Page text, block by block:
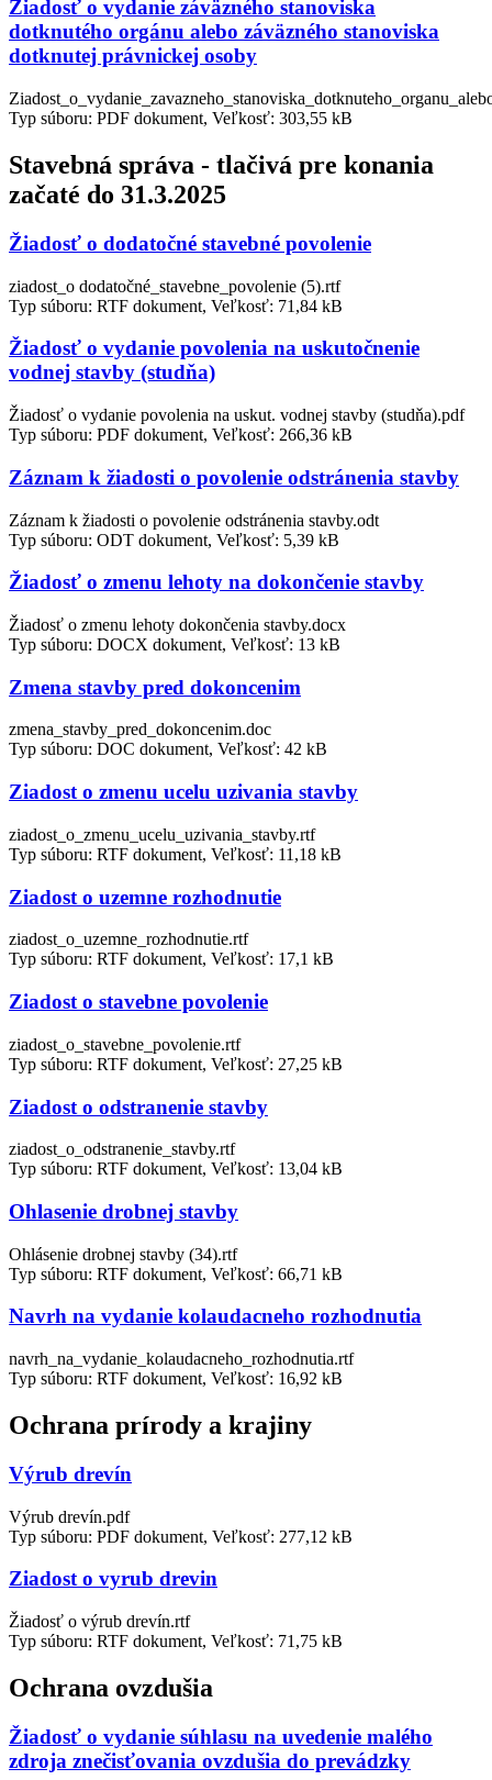
Žiadosť o vydanie záväzného stanoviska
dotknutého orgánu alebo záväzného stanoviska
dotknutej právnickej osoby
Typ súboru: PDF dokument, Veľkosť: 303,55 kB
Stavebná správa - tlačivá pre konania
začaté do 31.3.2025
Žiadosť o dodatočné stavebné povolenie
ziadost_o dodatočné_stavebne_povolenie (5).rtf
Typ súboru: RTF dokument, Veľkosť: 71,84 kB
Žiadosť o vydanie povolenia na uskutočnenie
vodnej stavby (studňa)
Žiadosť o vydanie povolenia na uskut. vodnej stavby (studňa).pdf
Typ súboru: PDF dokument, Veľkosť: 266,36 kB
Záznam k žiadosti o povolenie odstránenia stavby
Záznam k žiadosti o povolenie odstránenia stavby.odt
Typ súboru: ODT dokument, Veľkosť: 5,39 kB
Žiadosť o zmenu lehoty na dokončenie stavby
Žiadosť o zmenu lehoty dokončenia stavby.docx
Typ súboru: DOCX dokument, Veľkosť: 13 kB
Zmena stavby pred dokoncenim
zmena_stavby_pred_dokoncenim.doc
Typ súboru: DOC dokument, Veľkosť: 42 kB
Ziadost o zmenu ucelu uzivania stavby
ziadost_o_zmenu_ucelu_uzivania_stavby.rtf
Typ súboru: RTF dokument, Veľkosť: 11,18 kB
Ziadost o uzemne rozhodnutie
ziadost_o_uzemne_rozhodnutie.rtf
Typ súboru: RTF dokument, Veľkosť: 17,1 kB
Ziadost o stavebne povolenie
ziadost_o_stavebne_povolenie.rtf
Typ súboru: RTF dokument, Veľkosť: 27,25 kB
Ziadost o odstranenie stavby
ziadost_o_odstranenie_stavby.rtf
Typ súboru: RTF dokument, Veľkosť: 13,04 kB
Ohlasenie drobnej stavby
Ohlásenie drobnej stavby (34).rtf
Typ súboru: RTF dokument, Veľkosť: 66,71 kB
Navrh na vydanie kolaudacneho rozhodnutia
navrh_na_vydanie_kolaudacneho_rozhodnutia.rtf
Typ súboru: RTF dokument, Veľkosť: 16,92 kB
Ochrana prírody a krajiny
Výrub drevín
Výrub drevín.pdf
Typ súboru: PDF dokument, Veľkosť: 277,12 kB
Ziadost o vyrub drevin
Žiadosť o výrub drevín.rtf
Typ súboru: RTF dokument, Veľkosť: 71,75 kB
Ochrana ovzdušia
Žiadosť o vydanie súhlasu na uvedenie malého
zdroja znečisťovania ovzdušia do prevádzky